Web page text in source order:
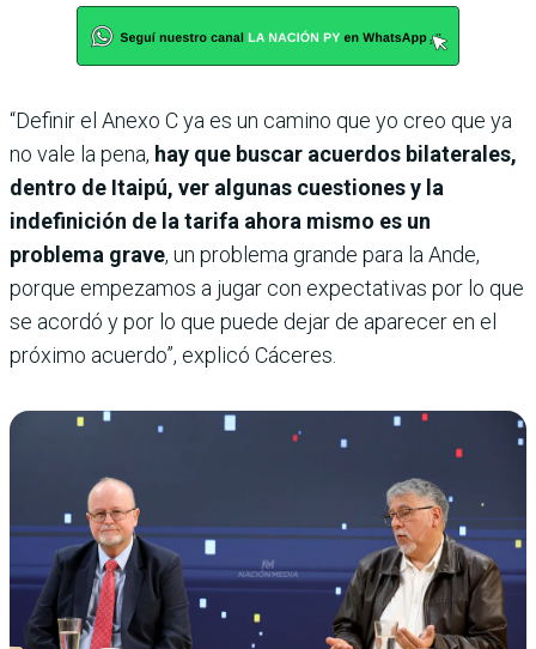
“Definir el Anexo C ya es un camino que yo creo que ya
no vale la pena, hay que buscar acuerdos bilaterales,
dentro de Itaipú, ver algunas cuestiones y la
indefinición de la tarifa ahora mismo es un
problema grave, un problema grande para la Ande,
porque empezamos a jugar con expectativas por lo que
se acordó y por lo que puede dejar de aparecer en el
próximo acuerdo”, explicó Cáceres.